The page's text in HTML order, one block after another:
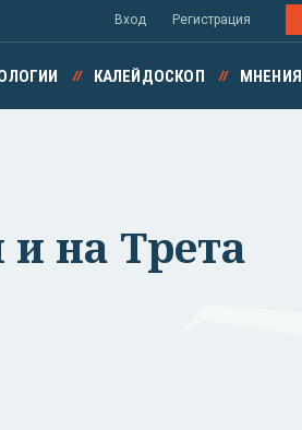
Вход Регистрация
КАЛЕЙДОСКОП МНЕНИЯ
на Трета